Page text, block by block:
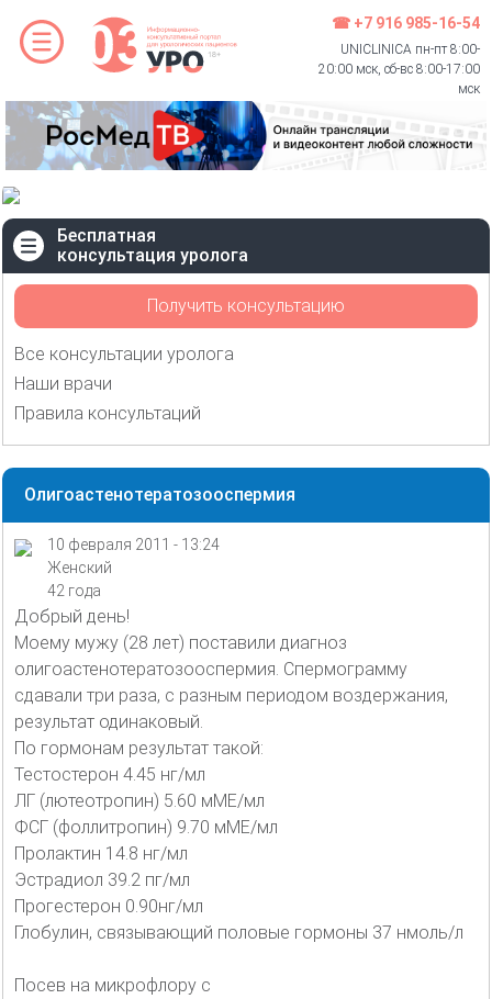
☎ +7 916 985-16-54
UNICLINICA пн-пт 8:00-
20:00 мск, сб-вс 8:00-17:00
мск
Бесплатная
консультация уролога
Получить консультацию
Все консультации уролога
Наши врачи
Правила консультаций
Олигоастенотератозооспермия
10 февраля 2011 - 13:24
Женский
42 года
Добрый день!
Моему мужу (28 лет) поставили диагноз
олигоастенотератозооспермия. Спермограмму
сдавали три раза, с разным периодом воздержания,
результат одинаковый.
По гормонам результат такой:
Тестостерон 4.45 нг/мл
ЛГ (лютеотропин) 5.60 мМЕ/мл
ФСГ (фоллитропин) 9.70 мМЕ/мл
Пролактин 14.8 нг/мл
Эстрадиол 39.2 пг/мл
Прогестерон 0.90нг/мл
Глобулин, связывающий половые гормоны 37 нмоль/л
Посев на микрофлору с